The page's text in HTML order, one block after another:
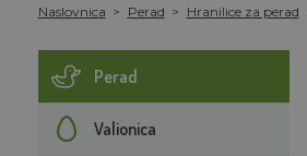
Naslovnica Perad Hranilice za perad
Perad
Valionica